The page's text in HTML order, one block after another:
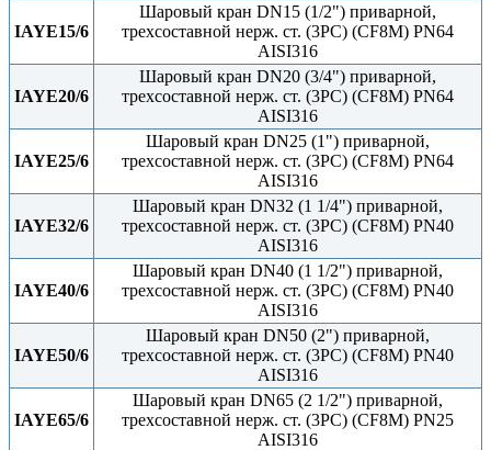
IAYE15/6
Шаровый кран DN15 (1/2") приварной,
трехсоставной нерж. ст. (3PC) (CF8M) PN64
AISI316
IAYE20/6
Шаровый кран DN20 (3/4") приварной,
трехсоставной нерж. ст. (3PC) (CF8M) PN64
AISI316
IAYE25/6
Шаровый кран DN25 (1") приварной,
трехсоставной нерж. ст. (3PC) (CF8M) PN64
AISI316
IAYE32/6
Шаровый кран DN32 (1 1/4") приварной,
трехсоставной нерж. ст. (3PC) (CF8M) PN40
AISI316
IAYE40/6
Шаровый кран DN40 (1 1/2") приварной,
трехсоставной нерж. ст. (3PC) (CF8M) PN40
AISI316
IAYE50/6
Шаровый кран DN50 (2") приварной,
трехсоставной нерж. ст. (3PC) (CF8M) PN40
AISI316
IAYE65/6
Шаровый кран DN65 (2 1/2") приварной,
трехсоставной нерж. ст. (3PC) (CF8M) PN25
AISI316